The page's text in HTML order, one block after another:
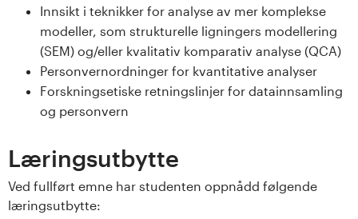
Innsikt i teknikker for analyse av mer komplekse
modeller, som strukturelle ligningers modellering
(SEM) og/eller kvalitativ komparativ analyse (QCA)
Personvernordninger for kvantitative analyser
Forskningsetiske retningslinjer for datainnsamling
og personvern
Læringsutbytte
Ved fullført emne har studenten oppnådd følgende
læringsutbytte: